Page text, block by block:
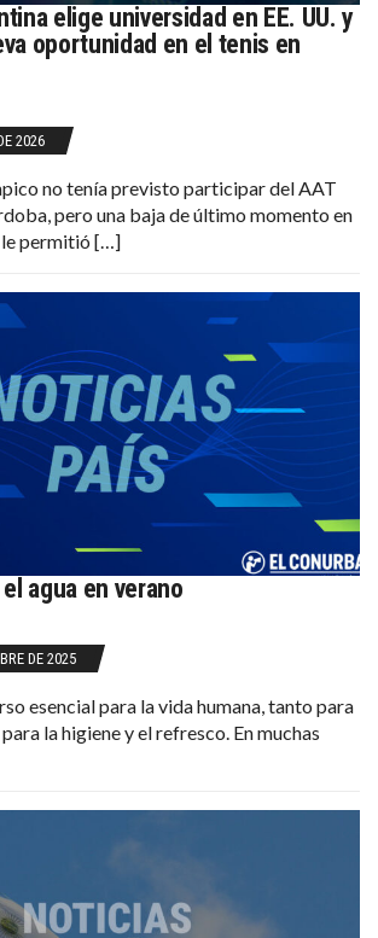
elige universidad en EE. UU. y
oportunidad en el tenis en
2026
no tenía previsto participar del AAT
pero una baja de último momento en
le permitió […]
agua en verano
DE 2025
esencial para la vida humana, tanto para
la higiene y el refresco. En muchas